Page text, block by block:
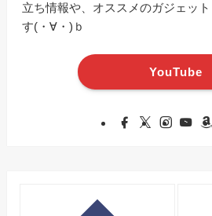
立ち情報や、オススメのガジェッ
す(・∀・)ｂ
YouTube